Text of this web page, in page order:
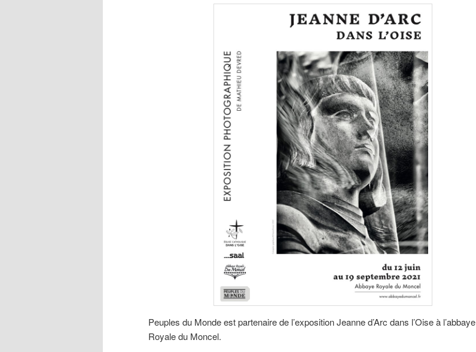
Peuples du Monde est partenaire de l’exposition Jeanne d’Arc dans l’Oise à l’abbaye
Royale du Moncel.